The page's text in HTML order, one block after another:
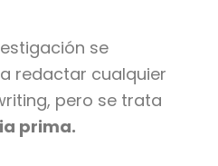
se
redactar cualquier
pero se trata
prima.